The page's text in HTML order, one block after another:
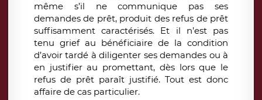
même s’il ne communique pas ses
demandes de prêt, produit des refus de prêt
suffisamment caractérisés. Et il n’est pas
tenu grief au bénéficiaire de la condition
d’avoir tardé à diligenter ses demandes ou à
en justifier au promettant, dès lors que le
refus de prêt paraît justifié. Tout est donc
affaire de cas particulier.